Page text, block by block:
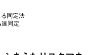
同定法
同定